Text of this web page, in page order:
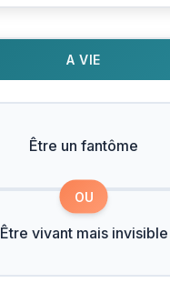
A VIE
Être un fantôme
OU
Être vivant mais invisible